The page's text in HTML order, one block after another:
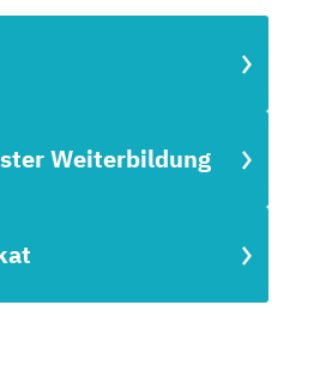
Weiterbildung